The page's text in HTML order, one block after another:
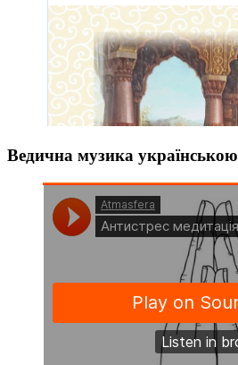
Ведична музика українською